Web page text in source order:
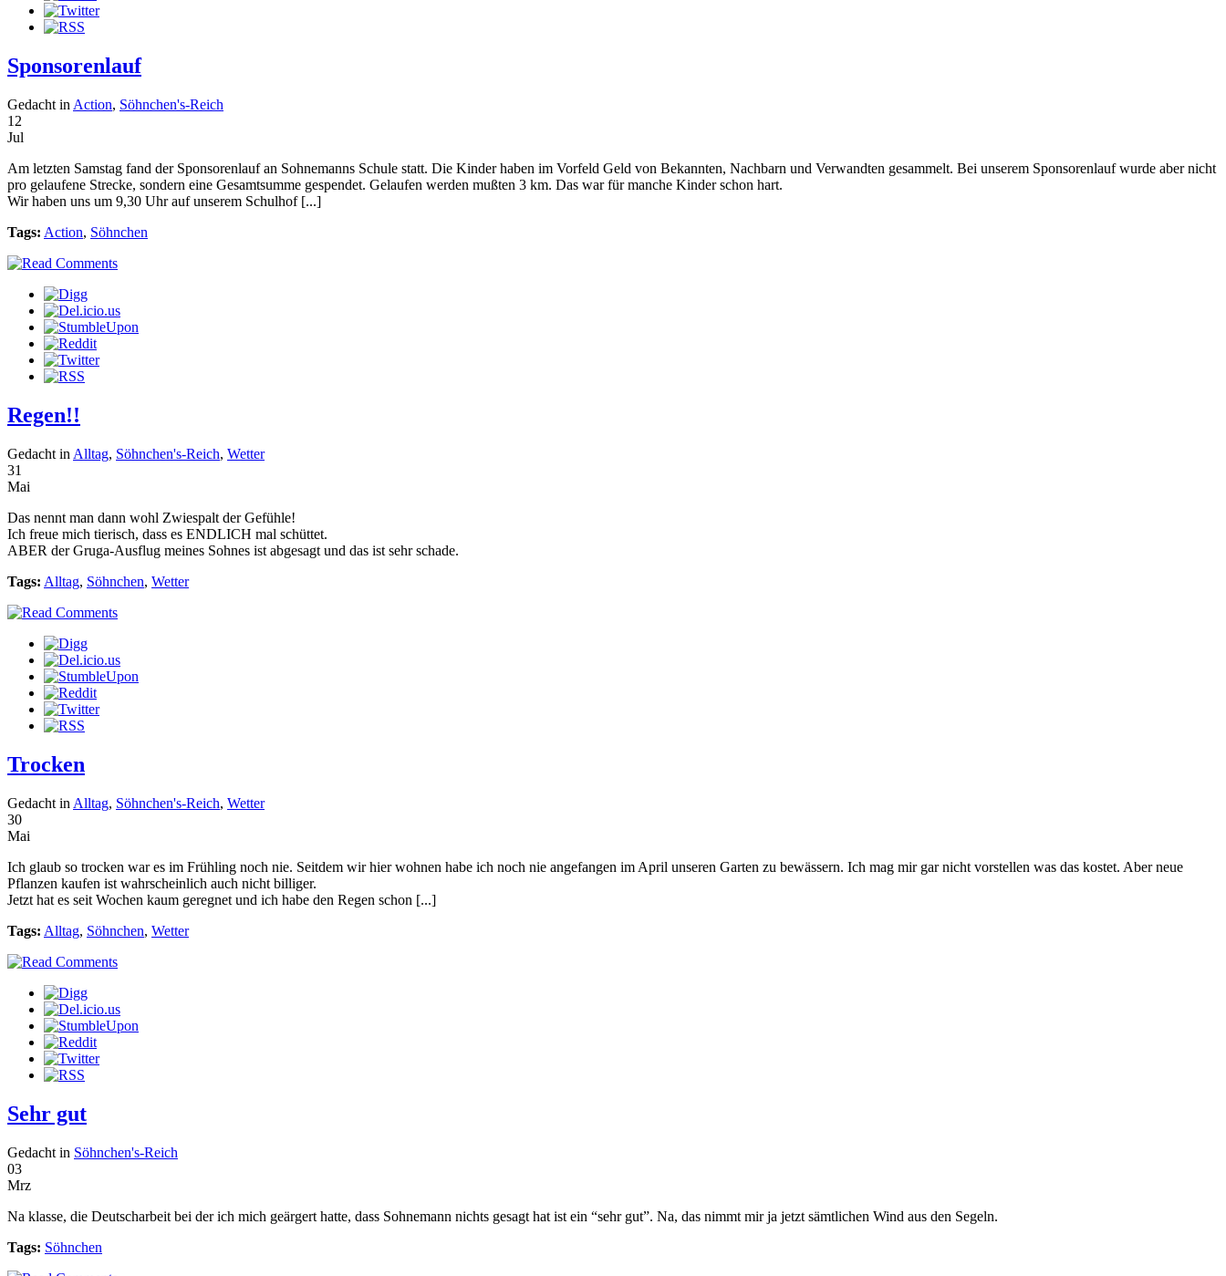
Sponsorenlauf
Gedacht in Action, Söhnchen's-Reich
12
Jul
Am letzten Samstag fand der Sponsorenlauf an Sohnemanns Schule statt. Die Kinder haben im Vorfeld Geld von Bekannten, Nachbarn und Verwandten gesammelt. Bei unserem Sponsorenlauf wurde aber nicht
pro gelaufene Strecke, sondern eine Gesamtsumme gespendet. Gelaufen werden mußten 3 km. Das war für manche Kinder schon hart.
Wir haben uns um 9,30 Uhr auf unserem Schulhof [...]
Tags: Action, Söhnchen
Regen!!
Gedacht in Alltag, Söhnchen's-Reich, Wetter
31
Mai
Das nennt man dann wohl Zwiespalt der Gefühle!
Ich freue mich tierisch, dass es ENDLICH mal schüttet.
ABER der Gruga-Ausflug meines Sohnes ist abgesagt und das ist sehr schade.
Tags: Alltag, Söhnchen, Wetter
Trocken
Gedacht in Alltag, Söhnchen's-Reich, Wetter
30
Mai
Ich glaub so trocken war es im Frühling noch nie. Seitdem wir hier wohnen habe ich noch nie angefangen im April unseren Garten zu bewässern. Ich mag mir gar nicht vorstellen was das kostet. Aber neue
Pflanzen kaufen ist wahrscheinlich auch nicht billiger.
Jetzt hat es seit Wochen kaum geregnet und ich habe den Regen schon [...]
Tags: Alltag, Söhnchen, Wetter
Sehr gut
Gedacht in Söhnchen's-Reich
03
Mrz
Na klasse, die Deutscharbeit bei der ich mich geärgert hatte, dass Sohnemann nichts gesagt hat ist ein “sehr gut”. Na, das nimmt mir ja jetzt sämtlichen Wind aus den Segeln.
Tags: Söhnchen